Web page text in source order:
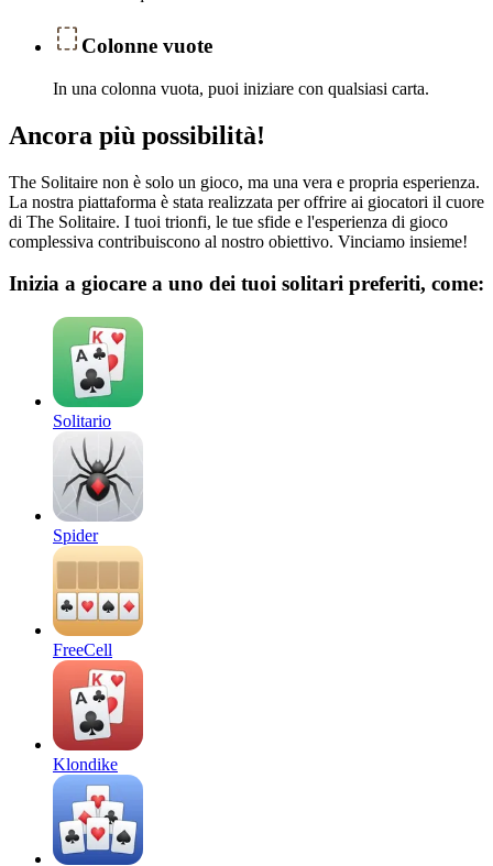
Colonne vuote
In una colonna vuota, puoi iniziare con qualsiasi carta.
Ancora più possibilità!
The Solitaire non è solo un gioco, ma una vera e propria esperienza.
La nostra piattaforma è stata realizzata per offrire ai giocatori il cuore
di The Solitaire. I tuoi trionfi, le tue sfide e l'esperienza di gioco
complessiva contribuiscono al nostro obiettivo. Vinciamo insieme!
Inizia a giocare a uno dei tuoi solitari preferiti, come:
Solitario
Spider
FreeCell
Klondike